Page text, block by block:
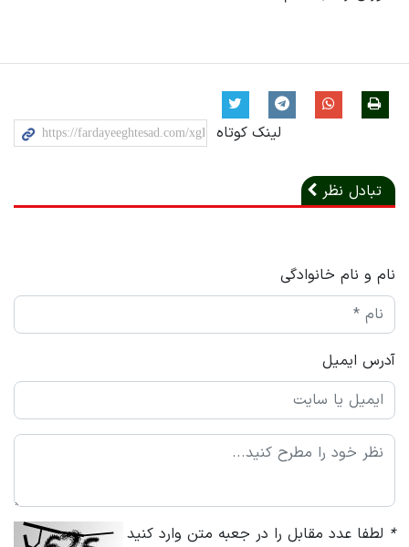
لینک کوتاه
تبادل نظر
نام و نام خانوادگی
آدرس ایمیل
* لطفا عدد مقابل را در جعبه متن وارد کنید